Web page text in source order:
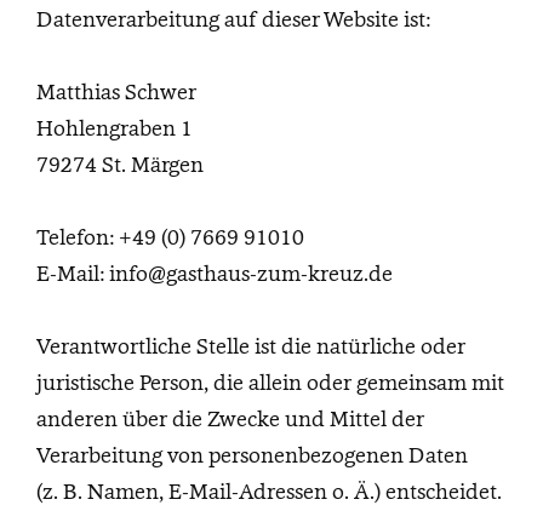
Datenverarbeitung auf dieser Website ist:
Matthias Schwer
Hohlengraben 1
79274 St. Märgen
Telefon: +49 (0) 7669 91010
E-Mail: info@gasthaus-zum-kreuz.de
Verantwortliche Stelle ist die natürliche oder
juristische Person, die allein oder gemeinsam mit
anderen über die Zwecke und Mittel der
Verarbeitung von personenbezogenen Daten
(z. B. Namen, E-Mail-Adressen o. Ä.) entscheidet.